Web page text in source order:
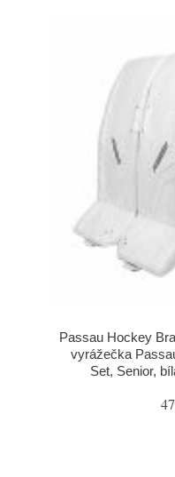
Passau Hockey
vyrážečka
Set, Senior,